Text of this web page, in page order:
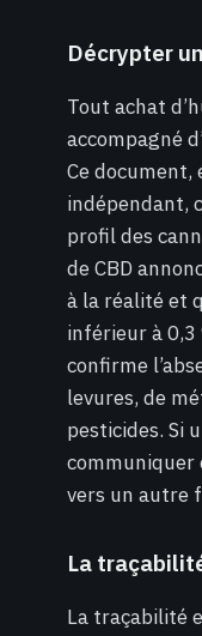
Décrypter
Tout achat
accompagné
Ce
indépendant,
profil des
de CBD
à la réalité et
inférieur à 0,3
confirme
levures, de
pesticides. Si
communiquer
vers un autre
La
La traçabilité